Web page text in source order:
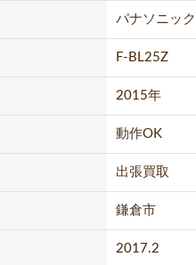
パナソニック
F-BL25Z
2015年
動作OK
出張買取
鎌倉市
2017.2